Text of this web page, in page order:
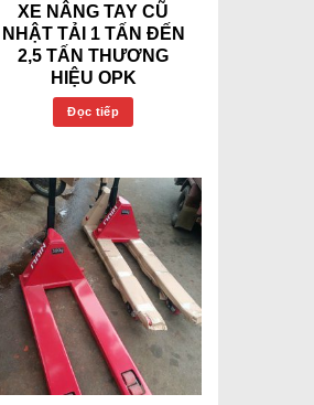
XE NÂNG TAY CŨ
NHẬT TẢI 1 TẤN ĐẾN
2,5 TẤN THƯƠNG
HIỆU OPK
Đọc tiếp